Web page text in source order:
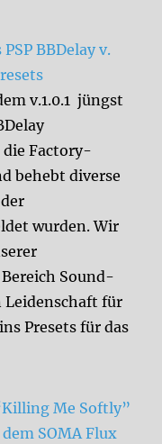
BBDelay v.
v.1.0.1 jüngst
Factory-
behebt diverse
wurden. Wir
Sound-
Leidenschaft für
Presets für das
Me Softly”
SOMA Flux